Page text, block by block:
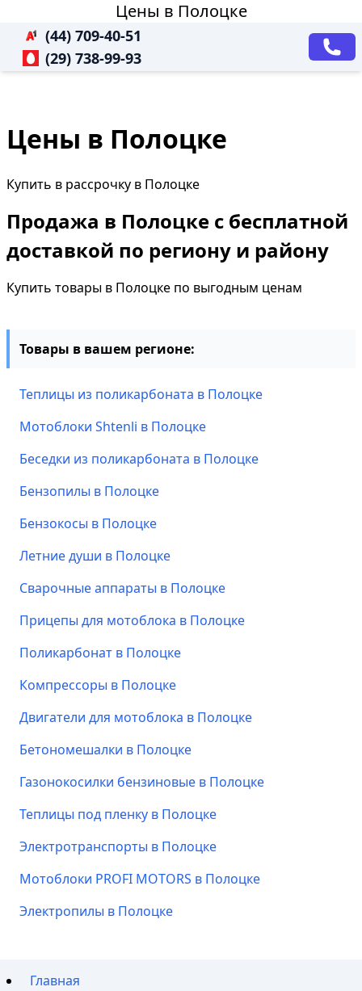
Цены в Полоцке
(44) 709-40-51
(29) 738-99-93
Цены в Полоцке
Купить в рассрочку в Полоцке
Продажа в Полоцке с бесплатной
доставкой по региону и району
Купить товары в Полоцке по выгодным ценам
Товары в вашем регионе:
Теплицы из поликарбоната в Полоцке
Мотоблоки Shtenli в Полоцке
Беседки из поликарбоната в Полоцке
Бензопилы в Полоцке
Бензокосы в Полоцке
Летние души в Полоцке
Сварочные аппараты в Полоцке
Прицепы для мотоблока в Полоцке
Поликарбонат в Полоцке
Компрессоры в Полоцке
Двигатели для мотоблока в Полоцке
Бетономешалки в Полоцке
Газонокосилки бензиновые в Полоцке
Теплицы под пленку в Полоцке
Электротранспорты в Полоцке
Мотоблоки PROFI MOTORS в Полоцке
Электропилы в Полоцке
Главная